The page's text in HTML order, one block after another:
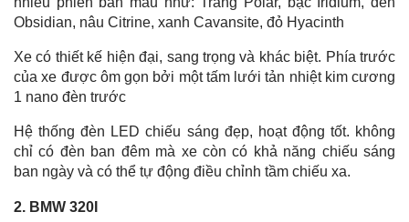
Obsidian, nâu Citrine, xanh Cavansite, đỏ Hyacinth
Xe có thiết kế hiện đại, sang trọng và khác biệt. Phía trước
của xe được ôm gọn bởi một tấm lưới tản nhiệt kim cương
1 nano đèn trước
Hệ thống đèn LED chiếu sáng đẹp, hoạt động tốt. không
chỉ có đèn ban đêm mà xe còn có khả năng chiếu sáng
ban ngày và có thể tự động điều chỉnh tầm chiếu xa.
2. BMW 320I